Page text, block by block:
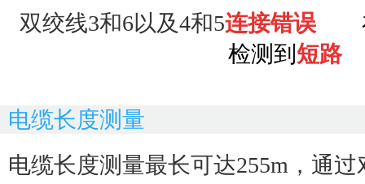
双绞线3和6以及4和5连接错误
检测到 短路
电缆长度测量
电缆长度测量最长可达255m，通